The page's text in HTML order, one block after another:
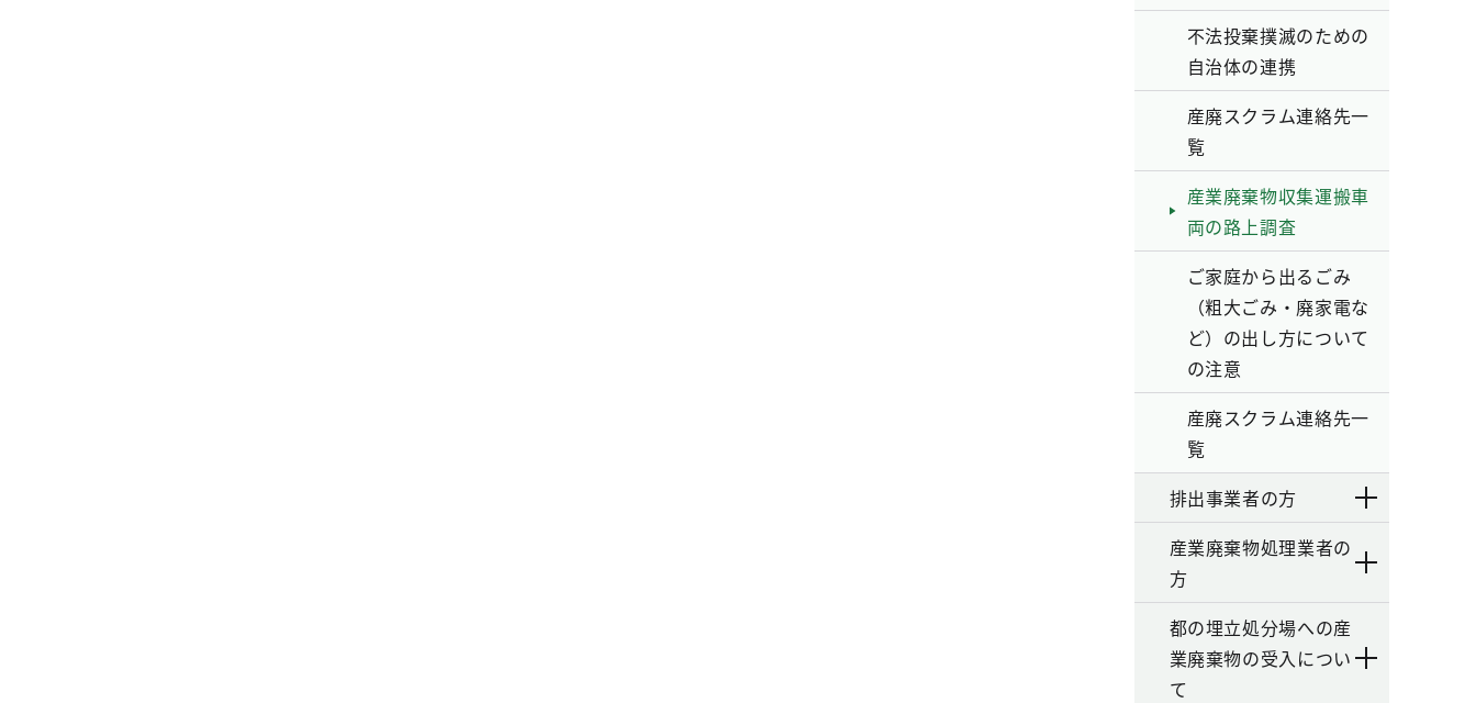
不法投棄撲滅のための
自治体の連携
産廃スクラム連絡先一
覧
産業廃棄物収集運搬車
両の路上調査
ご家庭から出るごみ
（粗大ごみ・廃家電な
ど）の出し方について
の注意
産廃スクラム連絡先一
覧
排出事業者の方
産業廃棄物処理業者の
方
都の埋立処分場への産
業廃棄物の受入につい
て